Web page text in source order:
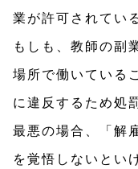
業が許可されてい
もしも、教師の副
場所で働いている
に違反するため処
最悪の場合、「解
を覚悟しないとい